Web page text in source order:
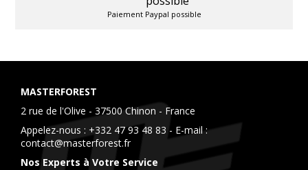
Paiement Paypal possible
MASTERFOREST
2 rue de l'Olive - 37500 Chinon - France
Appelez-nous : +332 47 93 48 83 - E-mail :
contact@masterforest.fr
Nos Experts à Votre Service